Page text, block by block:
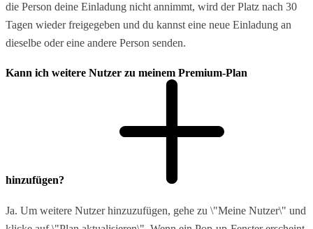
die Person deine Einladung nicht annimmt, wird der Platz nach 30
Tagen wieder freigegeben und du kannst eine neue Einladung an
dieselbe oder eine andere Person senden.
Kann ich weitere Nutzer zu meinem Premium-Plan
hinzufügen?
Ja. Um weitere Nutzer hinzuzufügen, gehe zu \"Meine Nutzer\" und